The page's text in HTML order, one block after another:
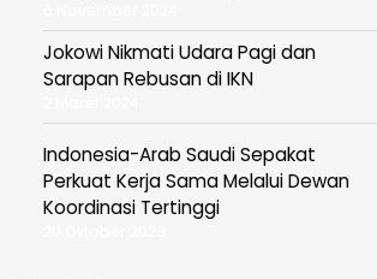
Jokowi Nikmati Udara Pagi dan
Sarapan Rebusan di IKN
Indonesia-Arab Saudi Sepakat
Perkuat Kerja Sama Melalui Dewan
Koordinasi Tertinggi